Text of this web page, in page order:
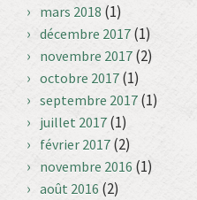
mars 2018 (1)
décembre 2017 (1)
novembre 2017 (2)
octobre 2017 (1)
septembre 2017 (1)
juillet 2017 (1)
février 2017 (2)
novembre 2016 (1)
août 2016 (2)